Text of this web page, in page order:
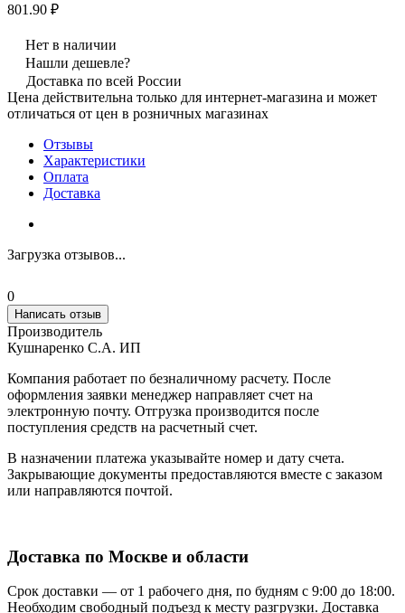
801.90 ₽
Нет в наличии
Нашли дешевле?
Доставка по всей России
Цена действительна только для интернет-магазина и может
отличаться от цен в розничных магазинах
Отзывы
Характеристики
Оплата
Доставка
Загрузка отзывов...
0
Написать отзыв
Производитель
Кушнаренко С.А. ИП
Компания работает по безналичному расчету. После
оформления заявки менеджер направляет счет на
электронную почту. Отгрузка производится после
поступления средств на расчетный счет.
В назначении платежа указывайте номер и дату счета.
Закрывающие документы предоставляются вместе с заказом
или направляются почтой.
Доставка по Москве и области
Срок доставки — от 1 рабочего дня, по будням с 9:00 до 18:00.
Необходим свободный подъезд к месту разгрузки. Доставка